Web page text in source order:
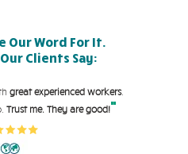
Our Word For It.
Clients Say:
great experienced workers.
Trust me. They are good!"